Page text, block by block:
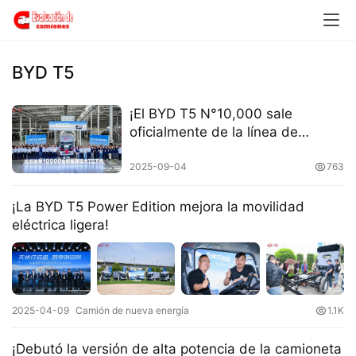
H
o
e
c
a
m
i
n
c
h
i
n
o
C
BYD T5
¡El BYD T5 N°10,000 sale
oficialmente de la línea de
2025-09-04 763
¡La BYD T5 Power Edition mejora la movilidad
eléctrica ligera!
2025-04-09 Camión de nueva energía 1.1K
¡Debutó la versión de alta potencia de la camioneta